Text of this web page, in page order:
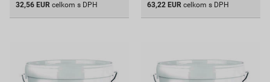
32,56 EUR celkom s DPH 63,22 EUR celkom s DPH